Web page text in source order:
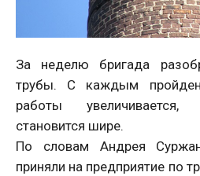
За неделю бригада
трубы. С каждым
работы
становится шире.
По словам Андрея
приняли на предприятие по